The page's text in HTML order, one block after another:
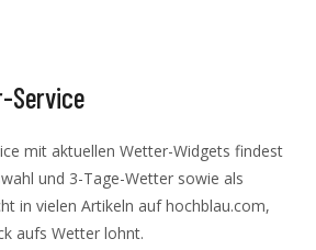
Service
mit aktuellen Wetter-Widgets findest
und 3-Tage-Wetter sowie als
in vielen Artikeln auf hochblau.com,
aufs Wetter lohnt.